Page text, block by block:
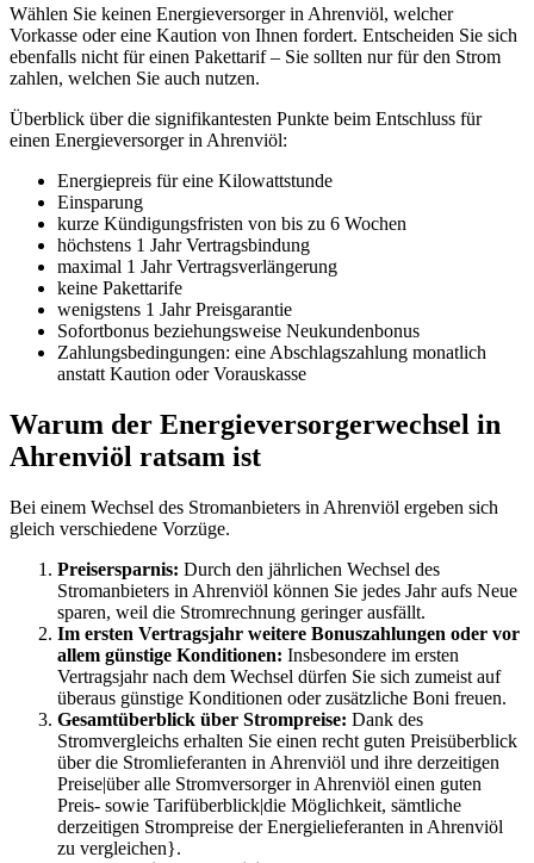
Wählen Sie keinen Energieversorger in Ahrenviöl, welcher
Vorkasse oder eine Kaution von Ihnen fordert. Entscheiden Sie sich
ebenfalls nicht für einen Pakettarif – Sie sollten nur für den Strom
zahlen, welchen Sie auch nutzen.
Überblick über die signifikantesten Punkte beim Entschluss für
einen Energieversorger in Ahrenviöl:
Energiepreis für eine Kilowattstunde
Einsparung
kurze Kündigungsfristen von bis zu 6 Wochen
höchstens 1 Jahr Vertragsbindung
maximal 1 Jahr Vertragsverlängerung
keine Pakettarife
wenigstens 1 Jahr Preisgarantie
Sofortbonus beziehungsweise Neukundenbonus
Zahlungsbedingungen: eine Abschlagszahlung monatlich
anstatt Kaution oder Vorauskasse
Warum der Energieversorgerwechsel in
Ahrenviöl ratsam ist
Bei einem Wechsel des Stromanbieters in Ahrenviöl ergeben sich
gleich verschiedene Vorzüge.
Preisersparnis: Durch den jährlichen Wechsel des
Stromanbieters in Ahrenviöl können Sie jedes Jahr aufs Neue
sparen, weil die Stromrechnung geringer ausfällt.
Im ersten Vertragsjahr weitere Bonuszahlungen oder vor
allem günstige Konditionen: Insbesondere im ersten
Vertragsjahr nach dem Wechsel dürfen Sie sich zumeist auf
überaus günstige Konditionen oder zusätzliche Boni freuen.
Gesamtüberblick über Strompreise: Dank des
Stromvergleichs erhalten Sie einen recht guten Preisüberblick
über die Stromlieferanten in Ahrenviöl und ihre derzeitigen
Preise|über alle Stromversorger in Ahrenviöl einen guten
Preis- sowie Tarifüberblick|die Möglichkeit, sämtliche
derzeitigen Strompreise der Energielieferanten in Ahrenviöl
zu vergleichen}.